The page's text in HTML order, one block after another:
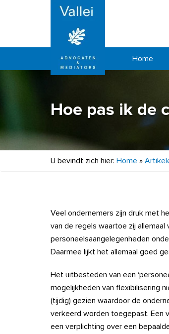
Home
Hoe pas ik de
U bevindt zich hier: Home »
Veel ondernemers zijn druk met
van de regels waartoe zij
personeelsaangelegenheden
Daarmee lijkt het allemaal goed
Het uitbesteden van een
mogelijkheden van flexibilisering
(tijdig) gezien waardoor de
verkeerd worden toegepast. Een
een verplichting over een